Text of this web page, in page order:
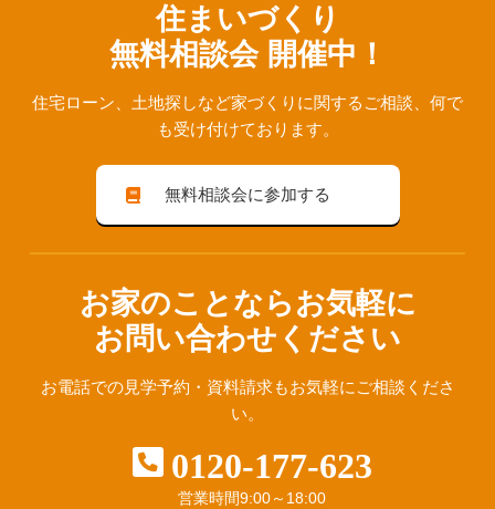
住まいづくり
無料相談会 開催中！
住宅ローン、⼟地探しなど家づくりに関するご相談、 何で
も受け付けております。
無料相談会に参加する
お家のことならお気軽に
お問い合わせください
お電話での見学予約・資料請求もお気軽にご相談くださ
い。
0120-177-623
営業時間9:00～18:00